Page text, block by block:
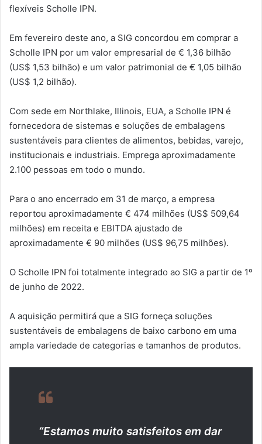
flexíveis Scholle IPN.
Em fevereiro deste ano, a SIG concordou em comprar a
Scholle IPN por um valor empresarial de € 1,36 bilhão
(US$ 1,53 bilhão) e um valor patrimonial de € 1,05 bilhão
(US$ 1,2 bilhão).
Com sede em Northlake, Illinois, EUA, a Scholle IPN é
fornecedora de sistemas e soluções de embalagens
sustentáveis ​​para clientes de alimentos, bebidas, varejo,
institucionais e industriais. Emprega aproximadamente
2.100 pessoas em todo o mundo.
Para o ano encerrado em 31 de março, a empresa
reportou aproximadamente € 474 milhões (US$ 509,64
milhões) em receita e EBITDA ajustado de
aproximadamente € 90 milhões (US$ 96,75 milhões).
O Scholle IPN foi totalmente integrado ao SIG a partir de 1º
de junho de 2022.
A aquisição permitirá que a SIG forneça soluções
sustentáveis ​​de embalagens de baixo carbono em uma
ampla variedade de categorias e tamanhos de produtos.
“Estamos muito satisfeitos em dar